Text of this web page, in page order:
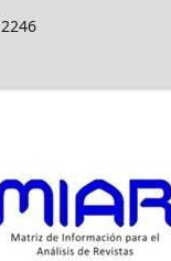
2246